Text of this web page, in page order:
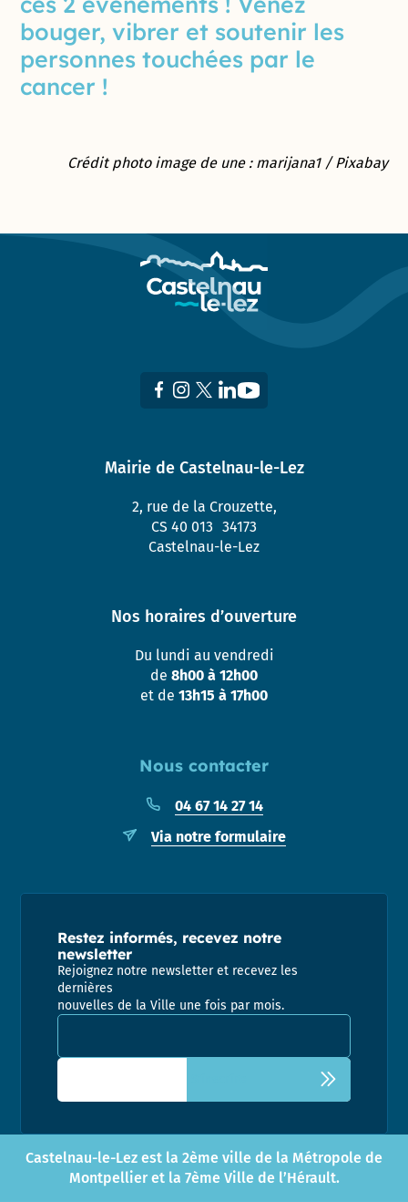
bouger, vibrer et soutenir les
personnes touchées par le
cancer !
Crédit photo image de une : marijana1 / Pixabay
Nous contacter
04 67 14 27 14
Via notre formulaire
Mairie de Castelnau-le-Lez
2, rue de la Crouzette,
CS 40 013 34173
Castelnau-le-Lez
Nos horaires d’ouverture
Du lundi au vendredi
de 8h00 à 12h00
et de 13h15 à 17h00
Restez informés, recevez notre
newsletter
Rejoignez notre newsletter et recevez les
dernières
nouvelles de la Ville une fois par mois.
Adresse email pour la newsletter
Castelnau-le-Lez est la 2ème ville de la Métropole de
Montpellier et la 7ème Ville de l’Hérault.